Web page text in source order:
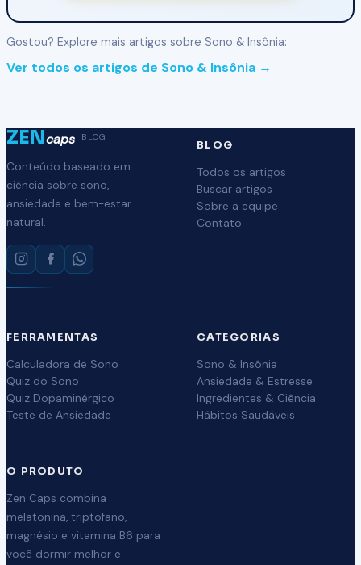
Gostou? Explore mais artigos sobre Sono & Insônia:
Ver todos os artigos de Sono & Insônia →
ZENcaps BLOG
Conteúdo baseado em
ciência sobre sono,
ansiedade e bem-estar
natural.
BLOG
Todos os artigos
Buscar artigos
Sobre a equipe
Contato
FERRAMENTAS
Calculadora de Sono
Quiz do Sono
Quiz Dopaminérgico
Teste de Ansiedade
CATEGORIAS
Sono & Insônia
Ansiedade & Estresse
Ingredientes & Ciência
Hábitos Saudáveis
O PRODUTO
Zen Caps combina
melatonina, triptofano,
magnésio e vitamina B6 para
você dormir melhor e